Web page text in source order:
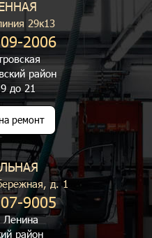
29к13
2006
район
до 21
ремонт
д. 1
9005
район